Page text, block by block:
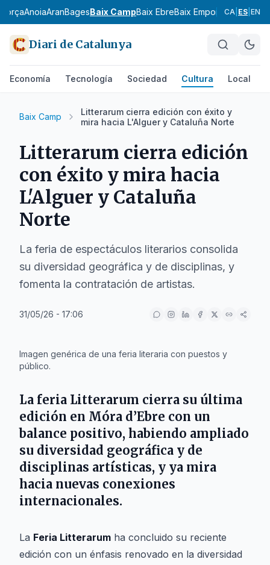
AnoiaAranBagesBaix CampBaix EbreBaix EmpordàBaix
CA ES EN
Diari de Catalunya
Economía Tecnología Sociedad Cultura Local
Baix Camp
Litterarum cierra edición con éxito y
mira hacia L'Alguer y Cataluña Norte
Litterarum cierra edición
con éxito y mira hacia
L'Alguer y Cataluña
Norte
La feria de espectáculos literarios consolida
su diversidad geográfica y de disciplinas, y
fomenta la contratación de artistas.
31/05/26 - 17:06
Imagen genérica de una feria literaria con puestos y
público.
La feria Litterarum cierra su última
edición en Móra d’Ebre con un
balance positivo, habiendo ampliado
su diversidad geográfica y de
disciplinas artísticas, y ya mira
hacia nuevas conexiones
internacionales.
La Feria Litterarum ha concluido su reciente
edición con un énfasis renovado en la diversidad